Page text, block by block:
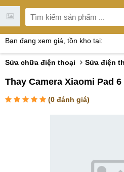
Bạn đang xem giá, tồn kho tại:
Sửa chữa điện thoại Sửa điện
Thay Camera Xiaomi Pad 6
(0 đánh giá)